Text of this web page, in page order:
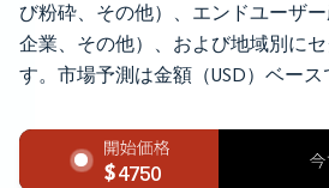
び粉砕、その他）、エンドユーザ
企業、その他）、および地域別に
す。市場予測は金額（USD）ベース
4750